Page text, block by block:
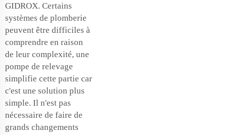
GIDROX. Certains
systèmes de plomberie
peuvent être difficiles à
comprendre en raison
de leur complexité, une
pompe de relevage
simplifie cette partie car
c'est une solution plus
simple. Il n'est pas
nécessaire de faire de
grands changements